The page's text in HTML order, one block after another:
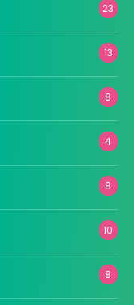
23
13
8
4
8
10
8